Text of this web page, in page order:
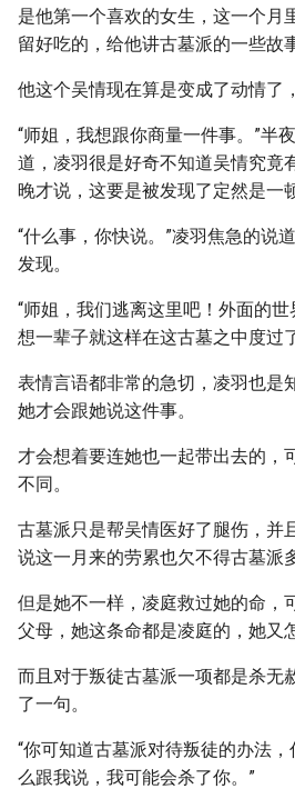
是他第一个喜欢的女生，这一个月
留好吃的，给他讲古墓派的一些故
他这个吴情现在算是变成了动情了
“师姐，我想跟你商量一件事。”半
道，凌羽很是好奇不知道吴情究竟
晚才说，这要是被发现了定然是一
“什么事，你快说。”凌羽焦急的说
发现。
“师姐，我们逃离这里吧！外面的
想一辈子就这样在这古墓之中度过
表情言语都非常的急切，凌羽也是
她才会跟她说这件事。
才会想着要连她也一起带出去的，
不同。
古墓派只是帮吴情医好了腿伤，并
说这一月来的劳累也欠不得古墓派
但是她不一样，凌庭救过她的命，
父母，她这条命都是凌庭的，她又
而且对于叛徒古墓派一项都是杀无
了一句。
“你可知道古墓派对待叛徒的办法
么跟我说，我可能会杀了你。”